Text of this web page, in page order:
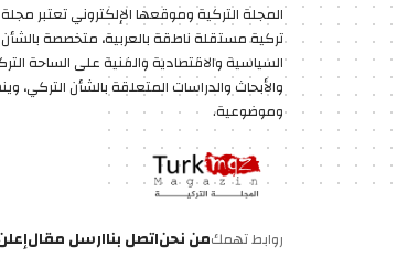
المجلة التركية وموقعها الإلكتروني تعتبر مجلة
تركية مستقلة ناطقة بالعربية، متخصصة بالشأن
السياسية والاقتصادية والفنية على الساحة
والأبحاث والدراسات المتعلقة بالشأن التركي،
وموضوعية.
روابط تهمكمن نحناتصل بناارسل مقال